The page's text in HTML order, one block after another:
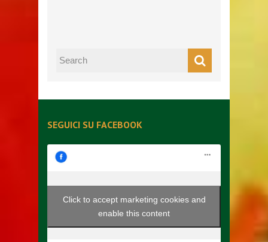
SEGUICI SU FACEBOOK
Click to accept marketing cookies and
enable this content